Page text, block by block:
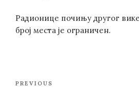
Радионице почињу другог
број места је ограничен.
Previous
PREVIOUS